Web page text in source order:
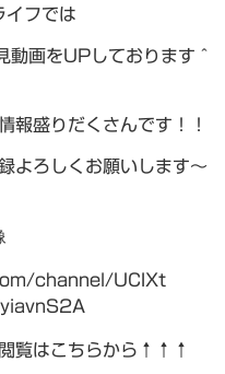
イフでは
動画をUPしております＾
報盛りだくさんです！！
よろしくお願いします～
channel/UCIXt
覧はこちらから↑↑↑